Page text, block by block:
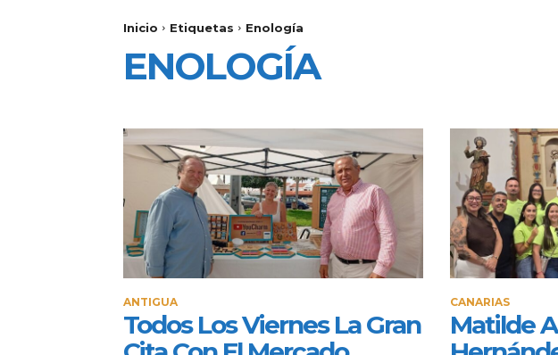
Inicio Etiquetas Enología
ENOLOGÍA
ANTIGUA
Todos Los Viernes La Gran
CANARIAS
Matilde